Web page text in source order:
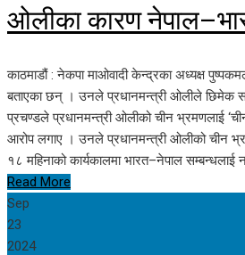
ओलीका कारण
काठमाडौं : नेकपा माओवादी केन्द्रका अध्यक्ष
बताएका छन् । उनले प्रधानमन्त्री ओलीले छिमेक
प्रचण्डले प्रधानमन्त्री ओलीको चीन भ्रमणलाई
आरोप लगाए । उनले प्रधानमन्त्री ओलीको चीन
१८ महिनाको कार्यकालमा भारत–नेपाल सम्बन्धलाई
Read More
Sep
23
2024